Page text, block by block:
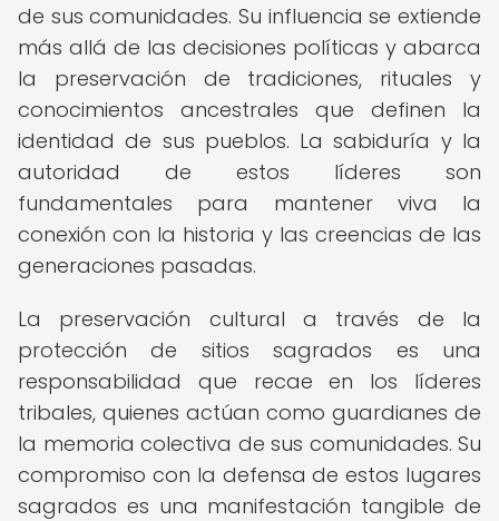
de sus comunidades. Su influencia se extiende
más allá de las decisiones políticas y abarca
la preservación de tradiciones, rituales y
conocimientos ancestrales que definen la
identidad de sus pueblos. La sabiduría y la
autoridad de estos líderes son
fundamentales para mantener viva la
conexión con la historia y las creencias de las
generaciones pasadas.
La preservación cultural a través de la
protección de sitios sagrados es una
responsabilidad que recae en los líderes
tribales, quienes actúan como guardianes de
la memoria colectiva de sus comunidades. Su
compromiso con la defensa de estos lugares
sagrados es una manifestación tangible de